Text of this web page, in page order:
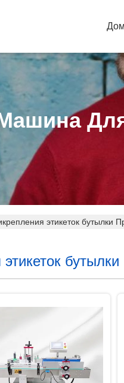
Дом
этикеток бутылки
бутылки